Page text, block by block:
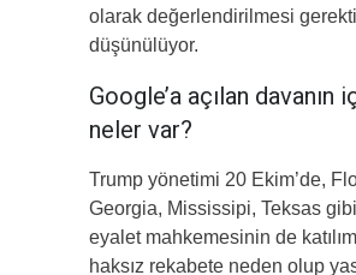
olarak değerlendirilmesi
düşünülüyor.
Google’a açılan davanın
neler var?
Trump yönetimi 20 Ekim’de,
Georgia, Mississipi, Teksas gibi
eyalet mahkemesinin de
haksız rekabete neden olup